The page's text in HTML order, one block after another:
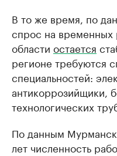
В то же время, по
спрос на временных
области остается
регионе требуются
специальностей:
антикоррозийщики,
технологических
По данным
лет численность